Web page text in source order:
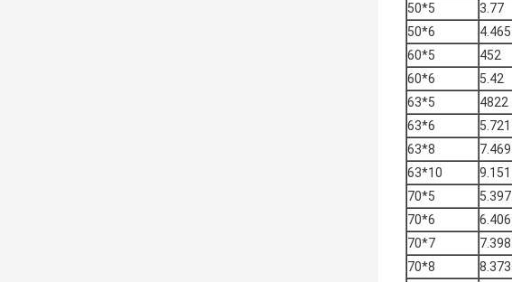
50*5
3.77
50*6
4.465
60*5
452
60*6
5.42
63*5
4822
63*6
5.721
63*8
7.469
63*10
9.151
70*5
5.397
70*6
6.406
70*7
7.398
70*8
8.373